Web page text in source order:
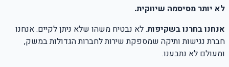
לא יותר מסיסמה שיווקית.
אנחנו בחרנו בשקיפות. לא נבטיח משהו שלא ניתן לקיים. אנחנו
חברת נגישות ותיקה שמספקת שירות לחברות הגדולות במשק,
ומעולם לא נתבענו.